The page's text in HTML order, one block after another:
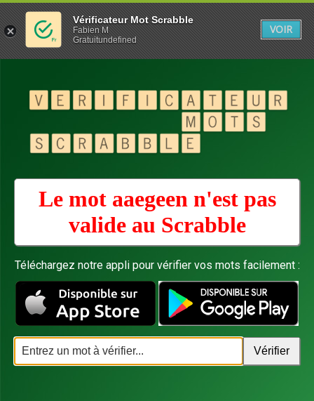
Le mot aaegeen n'est pas
valide au Scrabble
Téléchargez notre appli pour vérifier vos mots facilement :
Vérificateur Mot Scrabble
Fabien M
Gratuitundefined
VOIR